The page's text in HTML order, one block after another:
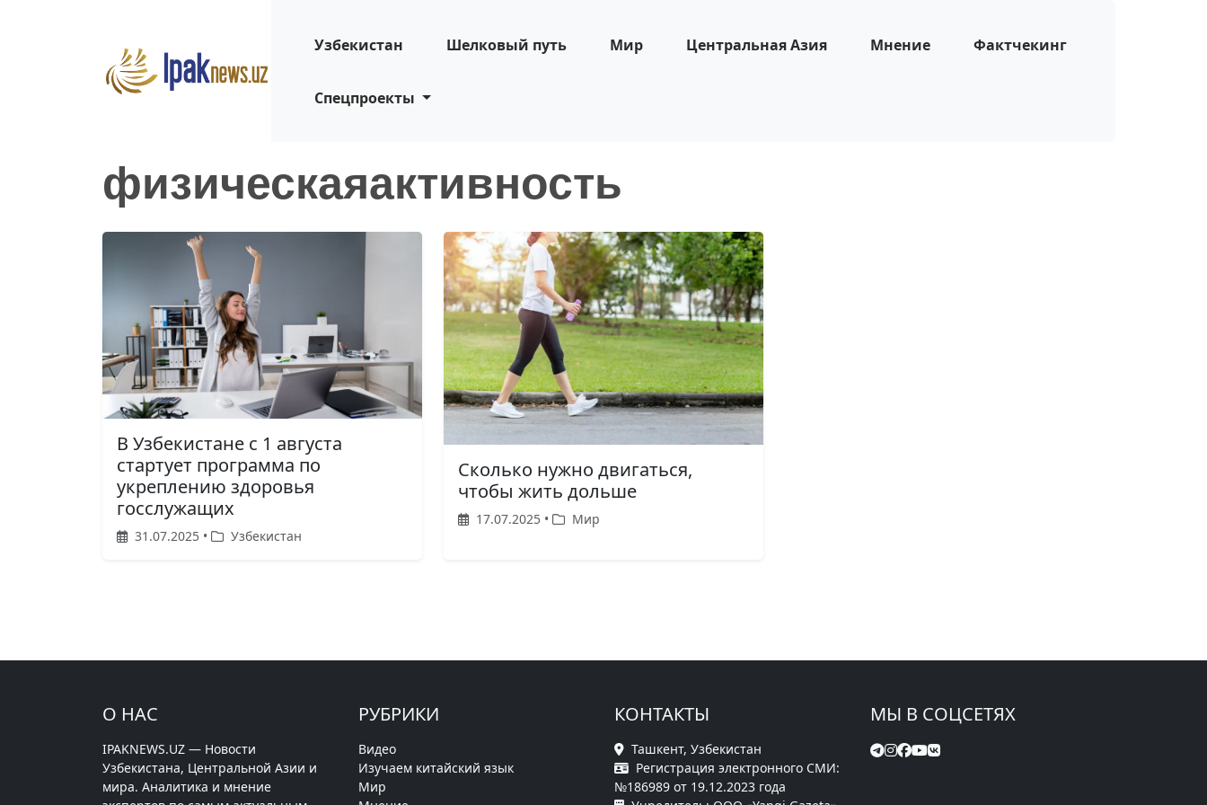
Узбекистан Шелковый путь Мир Центральная Азия Мнение Фактчекинг
Спецпроекты
физическаяактивность
В Узбекистане с 1 августа
стартует программа по
укреплению здоровья
госслужащих
31.07.2025 • Узбекистан
Сколько нужно двигаться,
чтобы жить дольше
17.07.2025 • Мир
О НАС
IPAKNEWS.UZ — Новости
Узбекистана, Центральной Азии и
мира. Аналитика и мнение
РУБРИКИ
Видео
Изучаем китайский язык
Мир
КОНТАКТЫ
Ташкент, Узбекистан
Регистрация электронного СМИ:
№186989 от 19.12.2023 года
МЫ В СОЦСЕТЯХ